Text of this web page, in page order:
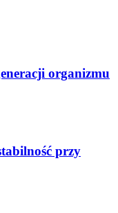
organizmu
przy